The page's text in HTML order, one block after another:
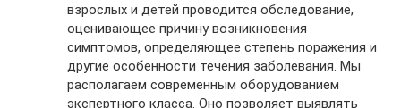
взрослых и детей проводится обследование,
оценивающее причину возникновения
симптомов, определяющее степень поражения и
другие особенности течения заболевания. Мы
располагаем современным оборудованием
экспертного класса. Оно позволяет выявлять